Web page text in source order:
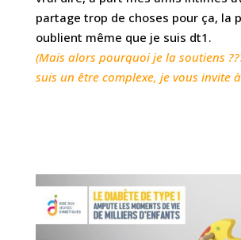
partage trop de choses pour ça, la
oublient même que je suis dt1.
(Mais alors pourquoi je la soutiens
suis un être complexe, je vous invite